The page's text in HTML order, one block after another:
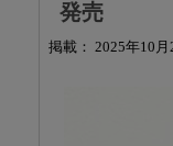
発売
掲載： 2025年10月